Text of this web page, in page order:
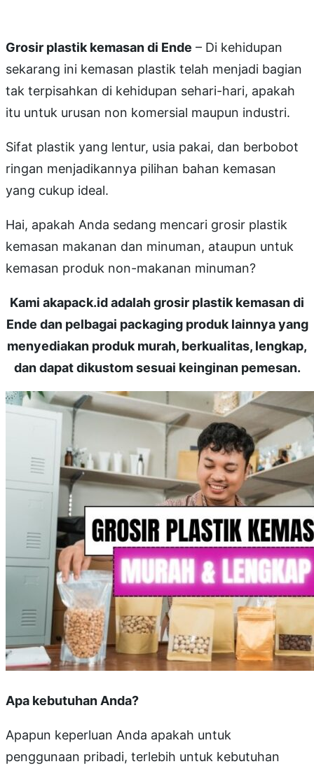
Grosir plastik kemasan di Ende – Di kehidupan
sekarang ini kemasan plastik telah menjadi bagian
tak terpisahkan di kehidupan sehari-hari, apakah
itu untuk urusan non komersial maupun industri.
Sifat plastik yang lentur, usia pakai, dan berbobot
ringan menjadikannya pilihan bahan kemasan
yang cukup ideal.
Hai, apakah Anda sedang mencari grosir plastik
kemasan makanan dan minuman, ataupun untuk
kemasan produk non-makanan minuman?
Kami akapack.id adalah grosir plastik kemasan di
Ende dan pelbagai packaging produk lainnya yang
menyediakan produk murah, berkualitas, lengkap,
dan dapat dikustom sesuai keinginan pemesan.
Apa kebutuhan Anda?
Apapun keperluan Anda apakah untuk
penggunaan pribadi, terlebih untuk kebutuhan